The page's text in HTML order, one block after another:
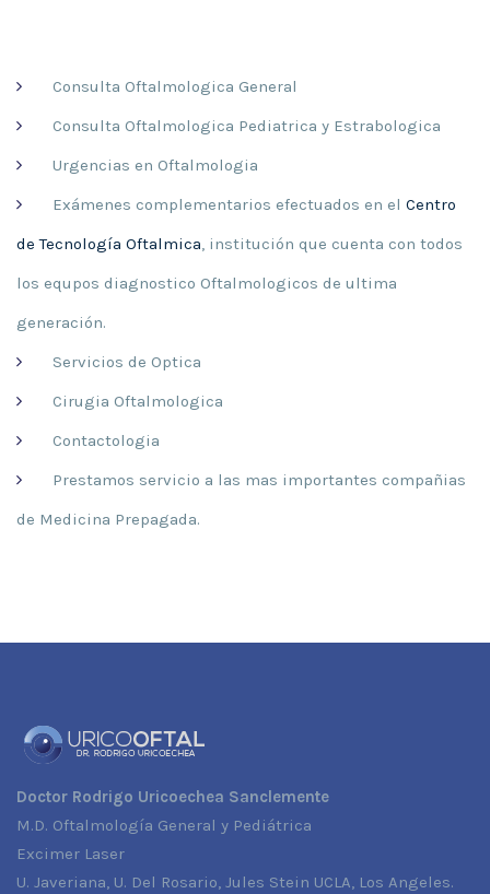
Consulta Oftalmologica General
Consulta Oftalmologica Pediatrica y Estrabologica
Urgencias en Oftalmologia
Exámenes complementarios efectuados en el Centro
de Tecnología Oftalmica, institución que cuenta con todos
los equpos diagnostico Oftalmologicos de ultima
generación.
Servicios de Optica
Cirugia Oftalmologica
Contactologia
Prestamos servicio a las mas importantes compañias
de Medicina Prepagada.
Doctor Rodrigo Uricoechea Sanclemente
M.D. Oftalmología General y Pediátrica
Excimer Laser
U. Javeriana, U. Del Rosario, Jules Stein UCLA, Los Angeles.